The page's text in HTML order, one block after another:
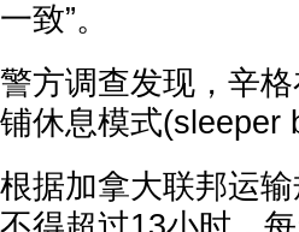
一致”。
警方调查发现，辛
铺休息模式(sleeper
根据加拿大联邦运